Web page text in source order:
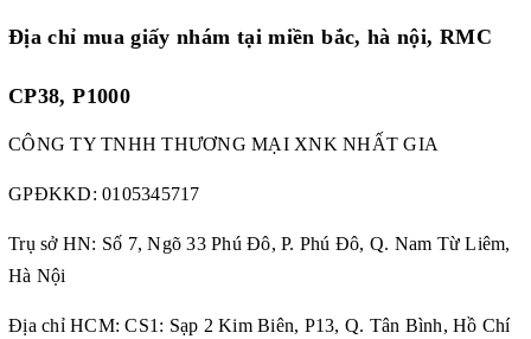
Địa chỉ mua giấy nhám tại miền bắc, hà nội, RMC
CP38, P1000
CÔNG TY TNHH THƯƠNG MẠI XNK NHẤT GIA
GPĐKKD: 0105345717
Trụ sở HN: Số 7, Ngõ 33 Phú Đô, P. Phú Đô, Q. Nam Từ Liêm,
Hà Nội
Địa chỉ HCM: CS1: Sạp 2 Kim Biên, P13, Q. Tân Bình, Hồ Chí